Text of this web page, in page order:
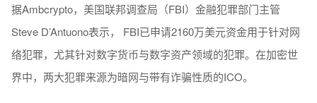
据Ambcrypto，美国联邦调查局（FBI）金融犯罪部门主管
Steve D’Antuono表示， FBI已申请2160万美元资金用于针对网
络犯罪，尤其针对数字货币与数字资产领域的犯罪。在加密世
界中，两大犯罪来源为暗网与带有诈骗性质的ICO。